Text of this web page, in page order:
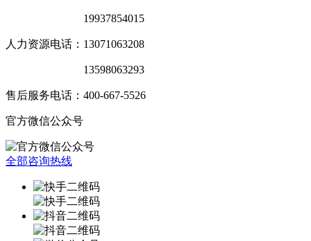
19937854015
人力资源电话：13071063208
13598063293
售后服务电话：400-667-5526
官方微信公众号
全部咨询热线